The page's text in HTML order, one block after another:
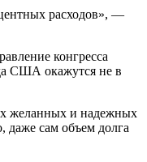
расходов», —
конгресса
США окажутся не в
желанных и надежных
даже сам объем долга